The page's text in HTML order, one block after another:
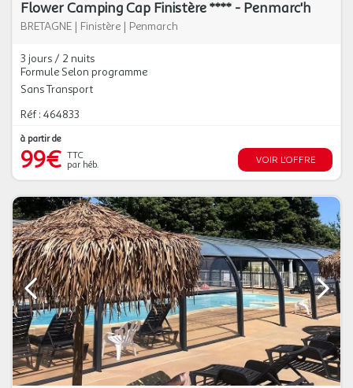
Flower Camping Cap Finistère **** - Penmarc'h
BRETAGNE | Finistère | Penmarch
3 jours / 2 nuits
Formule Selon programme
Sans Transport
Réf : 464833
à partir de
99€ TTC
par héb.
VOIR L'OFFRE